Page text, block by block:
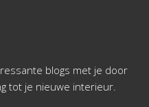
blogs met je door
tot je nieuwe interieur.